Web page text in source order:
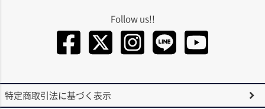
特定商取引法に基づく表示
Facebook
Twitter
LINE